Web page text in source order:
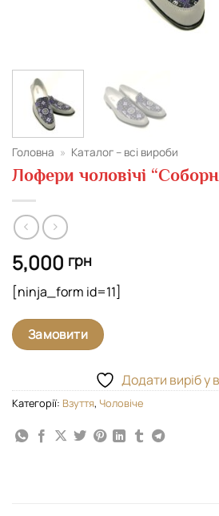
Головна » Каталог – всі вироби
Лофери чоловічі
5,000 грн
[ninja_form id=11]
Замовити
Додати виріб у
Категорії: Взуття, Чоловіче